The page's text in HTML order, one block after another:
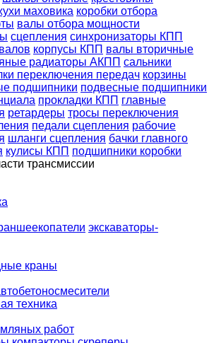
маховика коробки отбора
валы отбора мощности
сцепления синхронизаторы КПП
корпусы КПП валы вторичные
радиаторы АКПП сальники
переключения передач корзины
подшипники подвесные подшипники
прокладки КПП главные
ретардеры тросы переключения
педали сцепления рабочие
шланги сцепления бачки главного
кулисы КПП подшипники коробки
трансмиссии
экскаваторы-
краны
техника
работ